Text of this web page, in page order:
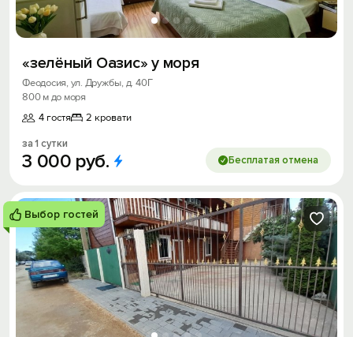
«зелёный Оазис» у моря
Феодосия, ул. Дружбы, д. 40Г
800 м до моря
4 гостя
2 кровати
за 1 сутки
3 000 руб. Бесплатая отмена
Выбор гостей